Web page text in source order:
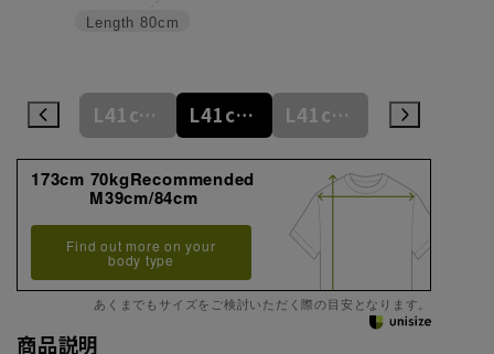
Length 80cm
L41cm/78cm L41cm/80cm L41cm/82cm L41cm/84cm
173cm 70kgRecommended
M39cm/84cm
Find out more on your
body type
あくまでもサイズをご検討いただく際の目安となります。
商品説明